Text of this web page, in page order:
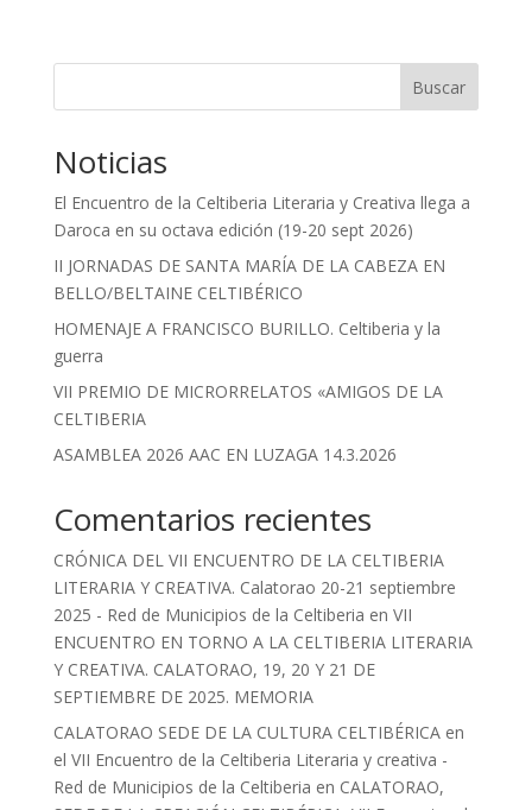
Buscar
Noticias
El Encuentro de la Celtiberia Literaria y Creativa llega a
Daroca en su octava edición (19-20 sept 2026)
II JORNADAS DE SANTA MARÍA DE LA CABEZA EN
BELLO/BELTAINE CELTIBÉRICO
HOMENAJE A FRANCISCO BURILLO. Celtiberia y la
guerra
VII PREMIO DE MICRORRELATOS «AMIGOS DE LA
CELTIBERIA
ASAMBLEA 2026 AAC EN LUZAGA 14.3.2026
Comentarios recientes
CRÓNICA DEL VII ENCUENTRO DE LA CELTIBERIA
LITERARIA Y CREATIVA. Calatorao 20-21 septiembre
2025 - Red de Municipios de la Celtiberia en VII
ENCUENTRO EN TORNO A LA CELTIBERIA LITERARIA
Y CREATIVA. CALATORAO, 19, 20 Y 21 DE
SEPTIEMBRE DE 2025. MEMORIA
CALATORAO SEDE DE LA CULTURA CELTIBÉRICA en
el VII Encuentro de la Celtiberia Literaria y creativa -
Red de Municipios de la Celtiberia en CALATORAO,